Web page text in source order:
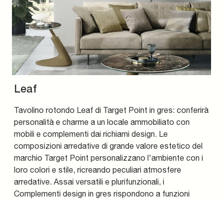
Leaf
Tavolino rotondo Leaf di Target Point in gres: conferirà
personalità e charme a un locale ammobiliato con
mobili e complementi dai richiami design. Le
composizioni arredative di grande valore estetico del
marchio Target Point personalizzano l'ambiente con i
loro colori e stile, ricreando peculiari atmosfere
arredative. Assai versatili e plurifunzionali, i
Complementi design in gres rispondono a funzioni